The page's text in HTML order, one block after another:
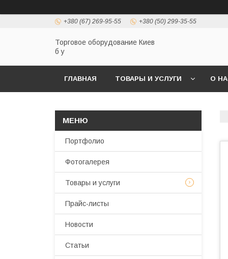
+380 (67) 269-95-55 +380 (50) 299-35-55
Торговое оборудование Киев
б у
ГЛАВНАЯ ТОВАРЫ И УСЛУГИ О
Портфолио
Фотогалерея
Товары и услуги
Прайс-листы
Новости
Статьи